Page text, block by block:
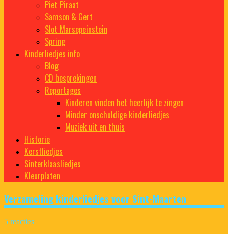
Piet Piraat
Samson & Gert
Slot Marsepeinstein
Spring
Kinderliedjes info
Blog
CD besprekingen
Reportages
Kinderen vinden het heerlijk te zingen
Minder onschuldige kinderliedjes
Muziek uit en thuis
Historie
Kerstliedjes
Sinterklaasliedjes
Kleurplaten
Verzameling kinderliedjes voor Sint-Maarten
5 reacties